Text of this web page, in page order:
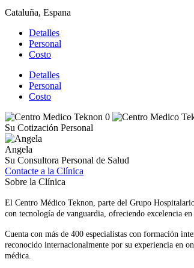
Cataluña, Espana
Detalles
Personal
Costo
Detalles
Personal
Costo
Su Cotización Personal
Angela
Su Consultora Personal de Salud
Contacte a la Clínica
Sobre la Clínica
El Centro Médico Teknon, parte del Grupo
con tecnología de vanguardia, ofreciendo excelencia
Cuenta con más de 400 especialistas con formación
reconocido internacionalmente por su experiencia en
médica.